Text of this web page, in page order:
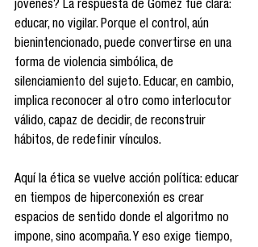
jóvenes? La respuesta de Gómez fue clara:
educar, no vigilar. Porque el control, aún
bienintencionado, puede convertirse en una
forma de violencia simbólica, de
silenciamiento del sujeto. Educar, en cambio,
implica reconocer al otro como interlocutor
válido, capaz de decidir, de reconstruir
hábitos, de redefinir vínculos.
Aquí la ética se vuelve acción política: educar
en tiempos de hiperconexión es crear
espacios de sentido donde el algoritmo no
impone, sino acompaña. Y eso exige tiempo,